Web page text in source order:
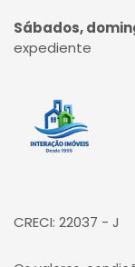
Sábados,
expediente
Página inicial
CRECI: 22037 - J